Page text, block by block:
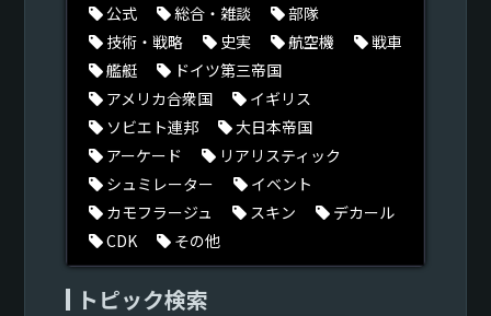
公式 総合・雑談
部隊
技術・戦略
史実 航空機
戦車
艦艇
ドイツ第三帝国
アメリカ合衆国
イギリス
ソビエト連邦
大日本帝国
アーケード
リアリスティック
シュミレーター
イベント
カモフラージュ
スキン
デカール
CDK
その他
トピック検索